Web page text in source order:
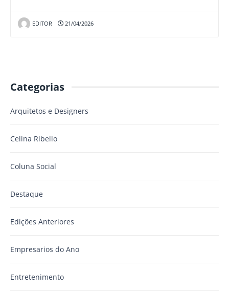
EDITOR 21/04/2026
Categorias
Arquitetos e Designers
Celina Ribello
Coluna Social
Destaque
Edições Anteriores
Empresarios do Ano
Entretenimento